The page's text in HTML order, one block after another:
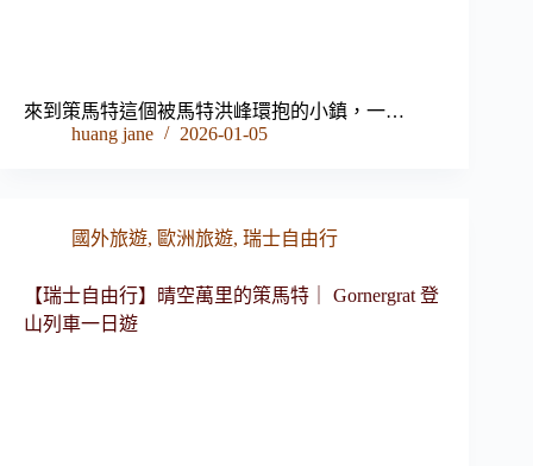
來到策馬特這個被馬特洪峰環抱的小鎮，一…
huang jane
2026-01-05
國外旅遊, 歐洲旅遊, 瑞士自由行
【瑞士自由行】晴空萬里的策馬特｜ Gornergrat 登
山列車一日遊